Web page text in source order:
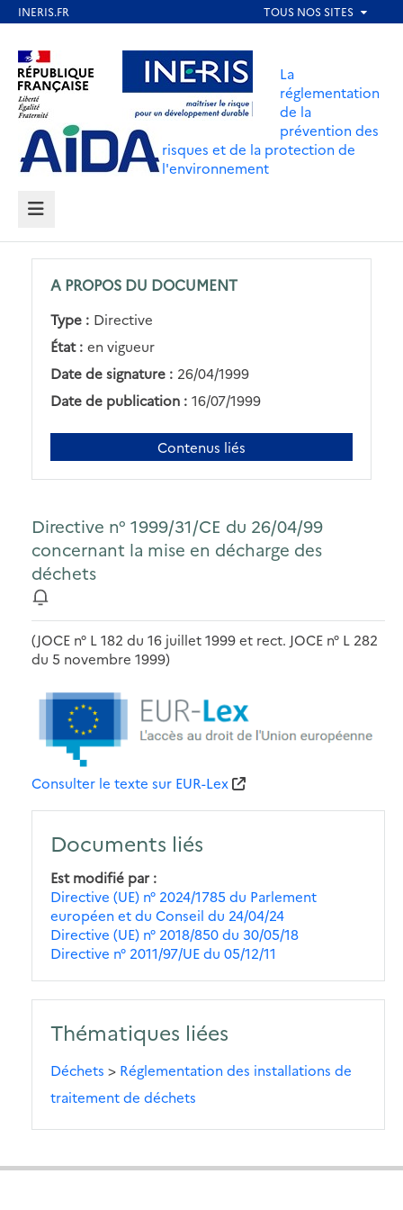
contenu
principal
Aller au contenu Aller au menu
Aller au pied de page
La
réglementation
de la
prévention des
risques et de la protection de
l'environnement
MENU
A PROPOS DU DOCUMENT
Type : Directive
État : en vigueur
Date de signature : 26/04/1999
Date de publication : 16/07/1999
Contenus liés
Directive n° 1999/31/CE du 26/04/99
concernant la mise en décharge des
déchets
(JOCE n° L 182 du 16 juillet 1999 et rect. JOCE n° L 282
du 5 novembre 1999)
Consulter le texte sur EUR-Lex
Documents liés
Est modifié par
Directive (UE) n° 2024/1785 du Parlement
européen et du Conseil du 24/04/24
Directive (UE) n° 2018/850 du 30/05/18
Directive n° 2011/97/UE du 05/12/11
Thématiques liées
Déchets > Réglementation des installations de
traitement de déchets